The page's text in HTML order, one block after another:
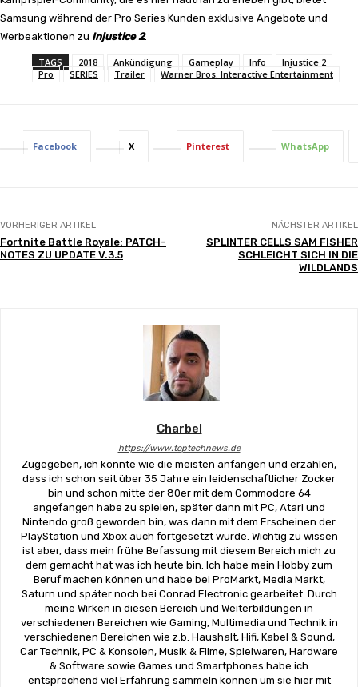
Samsung während der Pro Series Kunden exklusive Angebote und
Werbeaktionen zu Injustice 2.
TAGS 2018 Ankündigung Gameplay Info
Injustice 2
Pro
SERIES Trailer Warner Bros. Interactive Entertainment
Facebook X Pinterest WhatsApp
VORHERIGER ARTIKEL
Fortnite Battle Royale: PATCH-
NOTES ZU UPDATE V.3.5
NÄCHSTER ARTIKEL
SPLINTER CELLS SAM FISHER
SCHLEICHT SICH IN DIE
WILDLANDS
Charbel
https://www.toptechnews.de
Zugegeben, ich könnte wie die meisten anfangen und erzählen,
dass ich schon seit über 35 Jahre ein leidenschaftlicher Zocker
bin und schon mitte der 80er mit dem Commodore 64
angefangen habe zu spielen, später dann mit PC, Atari und
Nintendo groß geworden bin, was dann mit dem Erscheinen der
PlayStation und Xbox auch fortgesetzt wurde. Wichtig zu wissen
ist aber, dass mein frühe Befassung mit diesem Bereich mich zu
dem gemacht hat was ich heute bin. Ich habe mein Hobby zum
Beruf machen können und habe bei ProMarkt, Media Markt,
Saturn und später noch bei Conrad Electronic gearbeitet. Durch
meine Wirken in diesen Bereich und Weiterbildungen in
verschiedenen Bereichen wie Gaming, Multimedia und Technik in
verschiedenen Bereichen wie z.b. Haushalt, Hifi, Kabel & Sound,
Car Technik, PC & Konsolen, Musik & Filme, Spielwaren, Hardware
& Software sowie Games und Smartphones habe ich
entsprechend viel Erfahrung sammeln können um sie hier mit